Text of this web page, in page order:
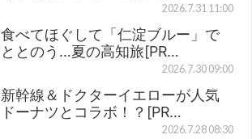
2026.7.31 11:00
食べてほぐして「仁淀ブルー」で
ととのう…夏の高知旅[PR…
2026.7.30 09:00
新幹線＆ドクターイエローが人気
ドーナツとコラボ！？[PR…
2026.7.28 08:30